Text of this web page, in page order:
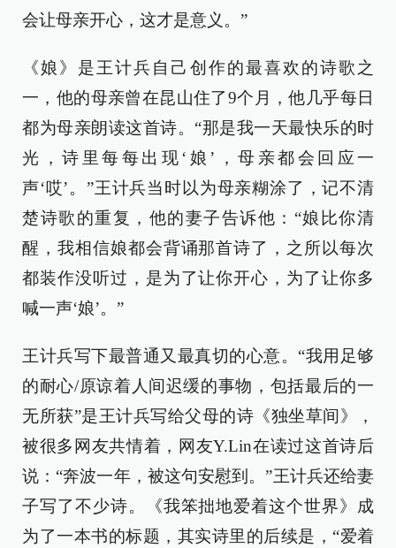
会让母亲开心，这才是意义。”
《娘》是王计兵自己创作的最喜欢的诗歌之
一，他的母亲曾在昆山住了9个月，他几乎每日
都为母亲朗读这首诗。“那是我一天最快乐的时
光，诗里每每出现‘娘’，母亲都会回应一
声‘哎’。”王计兵当时以为母亲糊涂了，记不清
楚诗歌的重复，他的妻子告诉他：“娘比你清
醒，我相信娘都会背诵那首诗了，之所以每次
都装作没听过，是为了让你开心，为了让你多
喊一声‘娘’。”
王计兵写下最普通又最真切的心意。“我用足够
的耐心/原谅着人间迟缓的事物，包括最后的一
无所获”是王计兵写给父母的诗《独坐草间》，
被很多网友共情着，网友Y.Lin在读过这首诗后
说：“奔波一年，被这句安慰到。”王计兵还给妻
子写了不少诗。《我笨拙地爱着这个世界》成
为了一本书的标题，其实诗里的后续是，“爱着